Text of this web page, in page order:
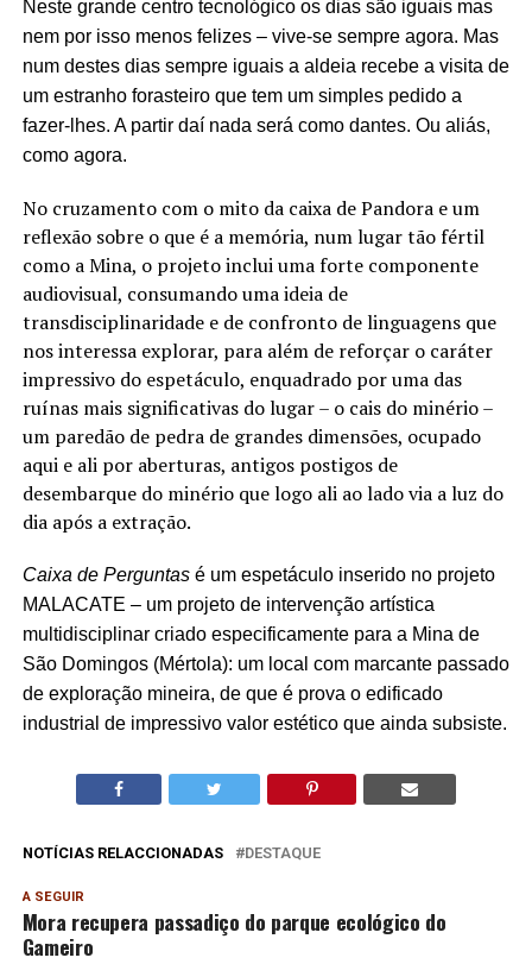
Neste grande centro tecnológico os dias são iguais mas
nem por isso menos felizes – vive-se sempre agora. Mas
num destes dias sempre iguais a aldeia recebe a visita de
um estranho forasteiro que tem um simples pedido a
fazer-lhes. A partir daí nada será como dantes. Ou aliás,
como agora.
No cruzamento com o mito da caixa de Pandora e um
reflexão sobre o que é a memória, num lugar tão fértil
como a Mina, o projeto inclui uma forte componente
audiovisual, consumando uma ideia de
transdisciplinaridade e de confronto de linguagens que
nos interessa explorar, para além de reforçar o caráter
impressivo do espetáculo, enquadrado por uma das
ruínas mais significativas do lugar – o cais do minério –
um paredão de pedra de grandes dimensões, ocupado
aqui e ali por aberturas, antigos postigos de
desembarque do minério que logo ali ao lado via a luz do
dia após a extração.
Caixa de Perguntas é um espetáculo inserido no projeto
MALACATE – um projeto de intervenção artística
multidisciplinar criado especificamente para a Mina de
São Domingos (Mértola): um local com marcante passado
de exploração mineira, de que é prova o edificado
industrial de impressivo valor estético que ainda subsiste.
NOTÍCIAS RELACCIONADAS DESTAQUE
A SEGUIR
Mora recupera passadiço do parque ecológico do
Gameiro